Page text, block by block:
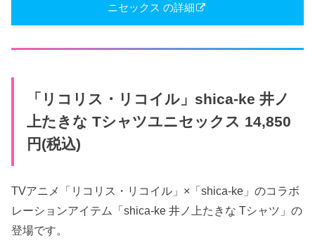
ニセックス の詳細
「リコリス・リコイル」shica-ke 井ノ
上たきな Tシャツユニセックス 14,850
円(税込)
TVアニメ「リコリス・リコイル」×「shica-ke」のコラボ
レーションアイテム「shica-ke 井ノ上たきな Tシャツ」の
登場です。